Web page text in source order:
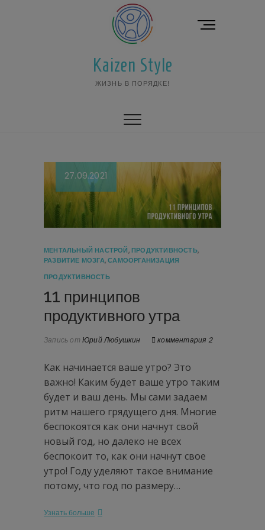
Kaizen Style
ЖИЗНЬ В ПОРЯДКЕ!
К
27.09.2021
МЕНТАЛЬНЫЙ НАСТРОЙ,ПРОДУКТИВНОСТЬ,
РАЗВИТИЕ МОЗГА,САМООРГАНИЗАЦИЯ
ПРОДУКТИВНОСТЬ
11 принципов
продуктивного утра
Запись от Юрий Любушкин комментария 2
Как начинается ваше утро? Это
важно! Каким будет ваше утро таким
будет и ваш день. Мы сами задаем
ритм нашего грядущего дня. Многие
беспокоятся как они начнут свой
новый год, но далеко не всех
беспокоит то, как они начнут свое
утро! Году уделяют такое внимание
потому, что год по размеру…
Узнать больше